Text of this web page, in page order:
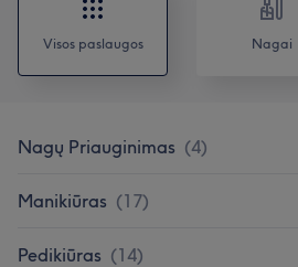
Visos paslaugos Nagai
Nagų Priauginimas (4)
Manikiūras (17)
Pedikiūras (14)